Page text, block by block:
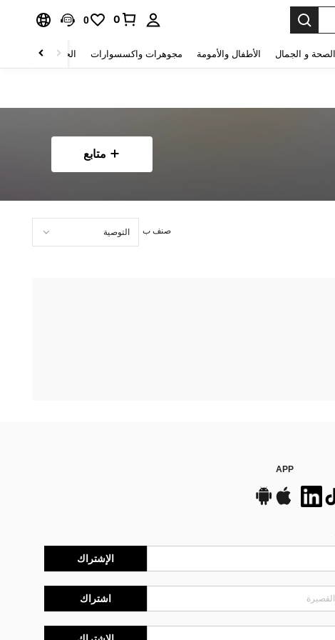
0
0
الصحة و الجمال الأطفال والأمومة مجوهرات واكسسوارات الحقائب والأمتعة
متابع
صنف ب
APP
الإشتراك
اشتراك